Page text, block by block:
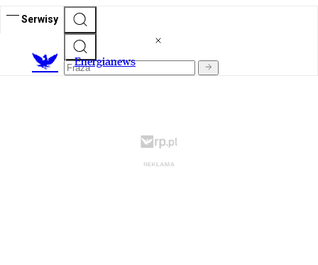
Serwisy
Energianews